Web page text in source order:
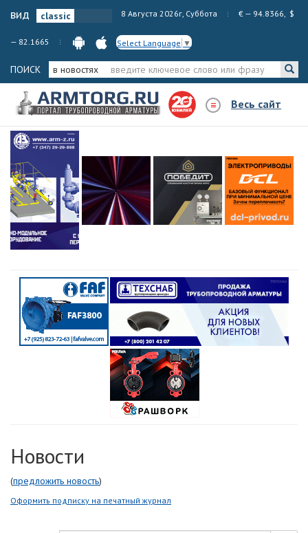
вид 8 Августа 2026г, Суббота € — 94.8366, $
— 82.1665 Select Language ▼
ПОИСК в новостях
Весь сайт
Новости
(предложить новость)
Оформить подписку на печатный журнал